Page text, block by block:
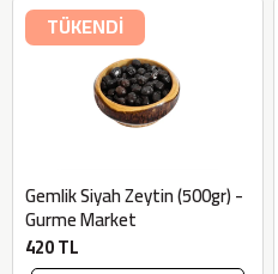
TÜKENDİ
Gemlik Siyah Zeytin (500gr) -
Gurme Market
420 TL